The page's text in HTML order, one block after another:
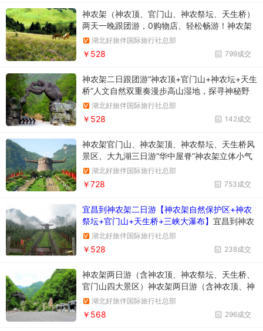
神农架（神农顶、官门山、神农祭坛、天生桥）
两天一晚跟团游，0购物店、轻松畅游！神农架
精灵金丝猴、辨识神农架珍惜草药、千年铁坚
杉、游天生石桥、原始森林氧吧、神农祭坛，一
起去探索神秘的世外桃源。
湖北好旅伴国际旅行社总部
799成交
￥528
神农架二日跟团游“神农顶+官门山+神农坛+天生
桥”人文自然双重奏漫步高山湿地，探寻神秘野
人之踪，感受大自然的鬼斧神工
湖北好旅伴国际旅行社总部
142成交
￥528
神农架官门山、神农架顶、神农祭坛、天生桥风
景区、大九湖三日游“华中屋脊”神农架立体小气
候明显，“东边日出西边雨”的现象常有发生。其
气候时空变化较大，有“六月雪，十月霜，一日
有四季”之说。优美的绝世风景，而古老的野人
的神
湖北好旅伴国际旅行社总部
753成交
￥728
宜昌到神农架二日游【神农架自然保护区+神农
祭坛+官门山+天生桥+三峡大瀑布】 宜昌到神农
架旅游，宜昌到神农架自然保护区、神农祭坛、
官门山、天生桥二日游报名电话：1898678936
4；0717-6521606
湖北好旅伴国际旅行社总部
238成交
￥528
神农架两日游（含神农顶、神农祭坛、天生桥、
官门山四大景区）神农架两日游（含神农顶、神
农祭坛、天生桥、官门山四大景区）2023年3月
4日起天天发班，神农架旅游游预订电话：1898
6789364（同微信）
湖北好旅伴国际旅行社总部
296成交
￥568